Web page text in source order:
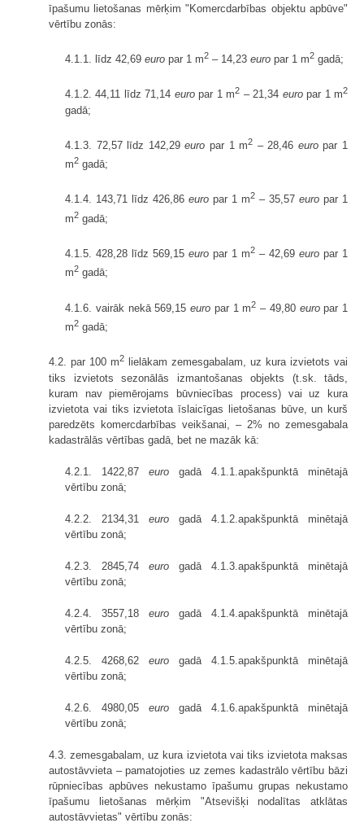
īpašumu lietošanas mērķim "Komercdarbības objektu apbūve"
vērtību zonās:
4.1.1. līdz 42,69 euro par 1 m2 – 14,23 euro par 1 m2 gadā;
4.1.2. 44,11 līdz 71,14 europar 1 m2 – 21,34 europar 1 m2
gadā;
4.1.3. 72,57 līdz 142,29euro par 1 m2 – 28,46 europar 1
m2 gadā;
4.1.4. 143,71 līdz 426,86 euro par 1 m2 – 35,57 euro par 1
m2 gadā;
4.1.5. 428,28 līdz 569,15 euro par 1 m2 – 42,69 euro par 1
m2 gadā;
4.1.6. vairāk nekā 569,15 euro par 1 m2 – 49,80 europar 1
m2 gadā;
4.2. par 100 m2
lielākam zemesgabalam, uz kura izvietots vai
tiks izvietots sezonālās izmantošanas objekts (t.sk. tāds,
kuram nav piemērojams būvniecības process) vai uz kura
izvietota vai tiks izvietota īslaicīgas lietošanas būve, un kurš
paredzēts komercdarbības veikšanai, – 2% no zemesgabala
kadastrālās vērtības gadā, bet ne mazāk kā:
4.2.1. 1422,87 euro gadā 4.1.1.apakšpunktā minētajā
vērtību zonā;
4.2.2. 2134,31 euro gadā 4.1.2.apakšpunktā minētajā
vērtību zonā;
4.2.3. 2845,74 euro gadā 4.1.3.apakšpunktā minētajā
vērtību zonā;
4.2.4. 3557,18 euro gadā 4.1.4.apakšpunktā minētajā
vērtību zonā;
4.2.5. 4268,62 euro gadā 4.1.5.apakšpunktā minētajā
vērtību zonā;
4.2.6. 4980,05 euro gadā 4.1.6.apakšpunktā minētajā
vērtību zonā;
4.3. zemesgabalam, uz kura izvietota vai tiks izvietota maksas
autostāvvieta – pamatojoties uz zemes kadastrālo vērtību bāzi
rūpniecības apbūves nekustamo īpašumu grupas nekustamo
īpašumu lietošanas mērķim "Atsevišķi nodalītas atklātas
autostāvvietas" vērtību zonās: